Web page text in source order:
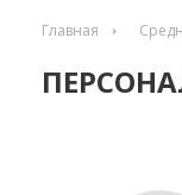
Главная